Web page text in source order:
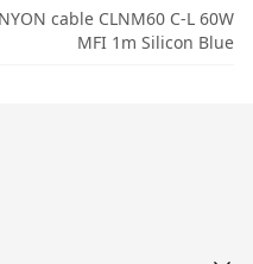
cable CLNM60 C-L 60W
MFI 1m Silicon Blue